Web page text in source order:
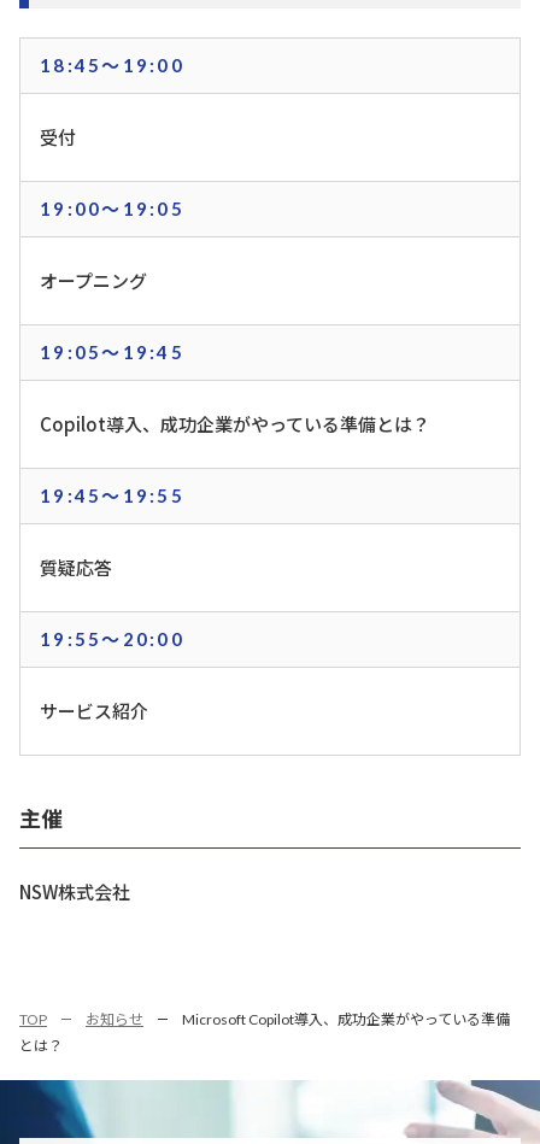
18:45～19:00
受付
19:00～19:05
オープニング
19:05～19:45
Copilot導入、成功企業がやっている準備とは？
19:45～19:55
質疑応答
19:55～20:00
サービス紹介
主催
NSW株式会社
TOP お知らせ
Microsoft Copilot導入、成功企業がやっている準備
とは？